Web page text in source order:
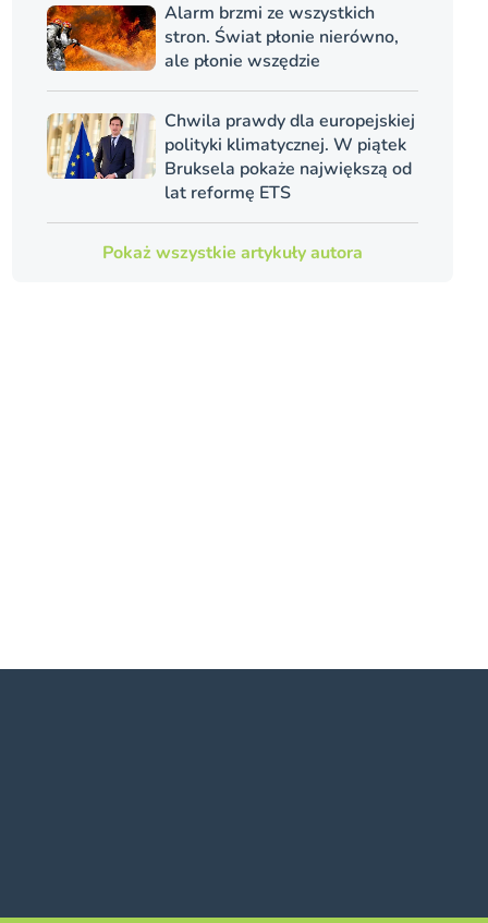
Alarm brzmi ze wszystkich
stron. Świat płonie nierówno,
ale płonie wszędzie
Chwila prawdy dla europejskiej
polityki klimatycznej. W piątek
Bruksela pokaże największą od
lat reformę ETS
Pokaż wszystkie artykuły autora